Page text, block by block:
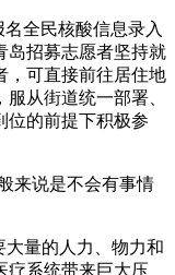
全民核酸信息录入
岛招募志愿者坚持就
，可直接前往居住地
从街道统一部署、
位的前提下积极参
来说是不会有事情
大量的人力、物力和
疗系统带来巨大压